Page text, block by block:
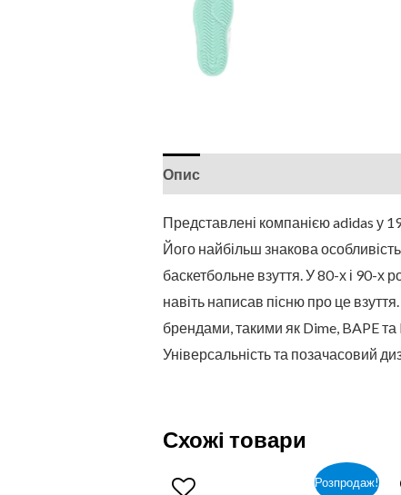
Опис
Представлені компанією adidas у
Його найбільш знакова
баскетбольне взуття. У 80-х і 90-х
навіть написав пісню про це
брендами, такими як Dime, BAPE
Універсальність та позачасовий
Схожі товари
Розпродаж!